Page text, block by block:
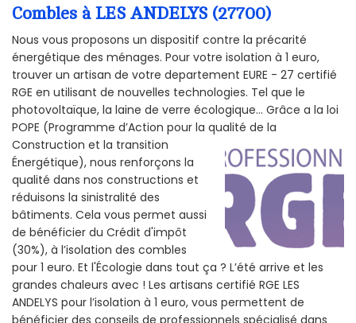
Combles à LES ANDELYS (27700)
Nous vous proposons un dispositif contre la précarité
énergétique des ménages. Pour votre isolation à 1 euro,
trouver un artisan de votre departement EURE - 27 certifié
RGE en utilisant de nouvelles technologies. Tel que le
photovoltaïque, la laine de verre écologique... Grâce a la loi
POPE (Programme d’Action pour la qualité de la
Construction et la transition
Énergétique), nous renforçons la
qualité dans nos constructions et
réduisons la sinistralité des
bâtiments. Cela vous permet aussi
de bénéficier du Crédit d'impôt
(30%), à l’isolation des combles
pour 1 euro. Et l'Écologie dans tout ça ? L’été arrive et les
grandes chaleurs avec ! Les artisans certifié RGE LES
ANDELYS pour l’isolation à 1 euro, vous permettent de
bénéficier des conseils de professionnels spécialisé dans